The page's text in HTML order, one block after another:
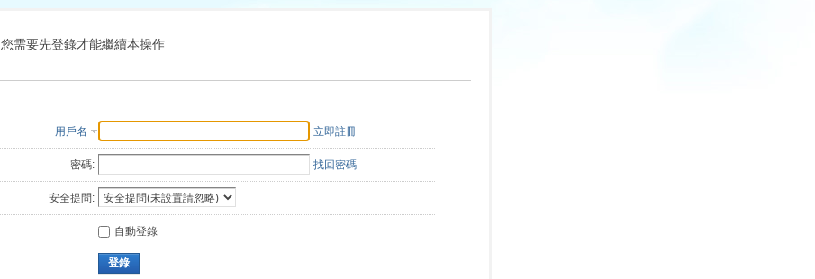
索
您需要先登錄才能繼續本操作
用戶名 立即註冊
密碼: 找回密碼
安全提問:
自動登錄
登錄